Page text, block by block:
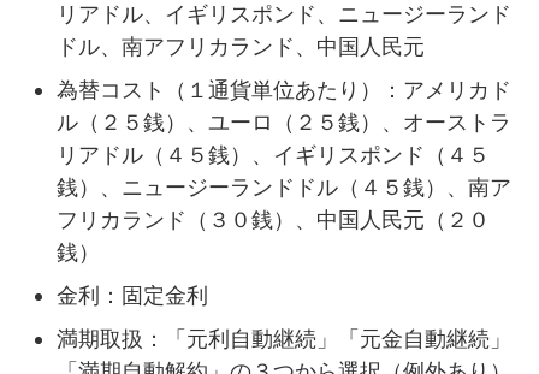
リアドル、イギリスポンド、ニュージーランド
ドル、南アフリカランド、中国人民元
為替コスト（１通貨単位あたり）：アメリカド
ル（２５銭）、ユーロ（２５銭）、オーストラ
リアドル（４５銭）、イギリスポンド（４５
銭）、ニュージーランドドル（４５銭）、南ア
フリカランド（３０銭）、中国人民元（２０
銭）
金利：固定金利
満期取扱：「元利自動継続」「元金自動継続」